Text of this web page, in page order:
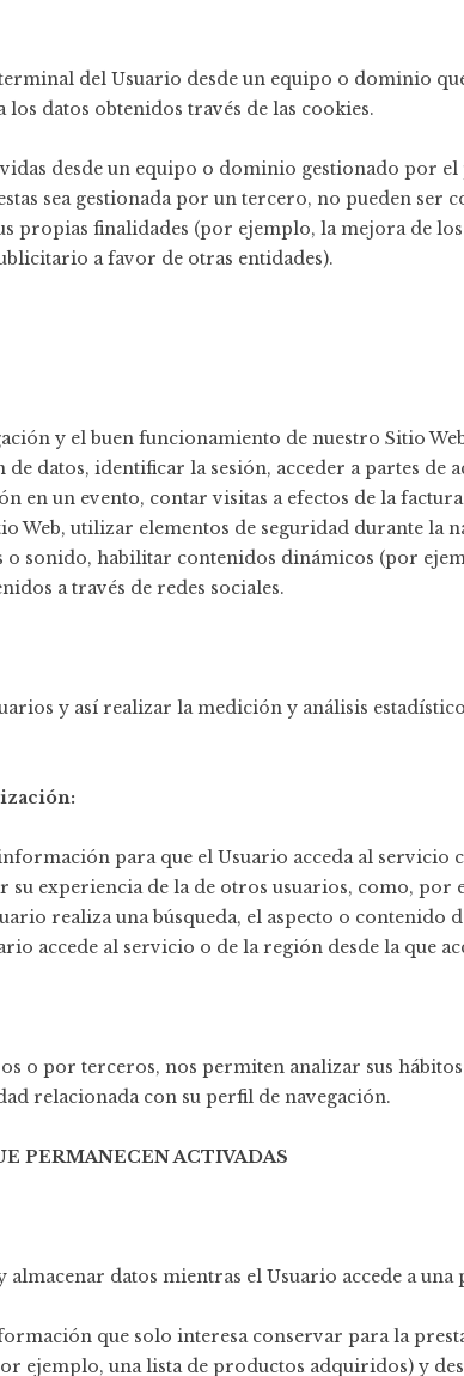
del Usuario desde un equipo o dominio
datos obtenidos través de las cookies.
desde un equipo o dominio gestionado por
sea gestionada por un tercero, no pueden ser
propias finalidades (por ejemplo, la mejora de
a favor de otras entidades).
y el buen funcionamiento de nuestro Sitio
datos, identificar la sesión, acceder a partes de
en un evento, contar visitas a efectos de la
Web, utilizar elementos de seguridad durante la
sonido, habilitar contenidos dinámicos (por
a través de redes sociales.
y así realizar la medición y análisis
para que el Usuario acceda al servicio
su experiencia de la de otros usuarios, como,
realiza una búsqueda, el aspecto o
accede al servicio o de la región desde la que
o por terceros, nos permiten analizar sus
relacionada con su perfil de navegación.
PERMANECEN ACTIVADAS
almacenar datos mientras el Usuario accede a una
que solo interesa conservar para la
ejemplo, una lista de productos adquiridos) y